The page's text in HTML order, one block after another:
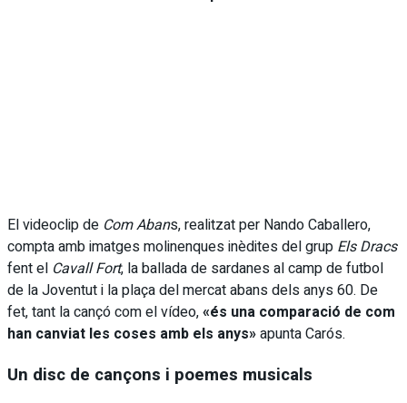
El videoclip de Com Abans, realitzat per Nando Caballero,
compta amb imatges molinenques inèdites del grup Els Dracs
fent el Cavall Fort, la ballada de sardanes al camp de futbol
de la Joventut i la plaça del mercat abans dels anys 60. De
fet, tant la cançó com el vídeo,«és una comparació de com
han canviat les coses amb els anys»apunta Carós.
Un disc de cançons i poemes musicals